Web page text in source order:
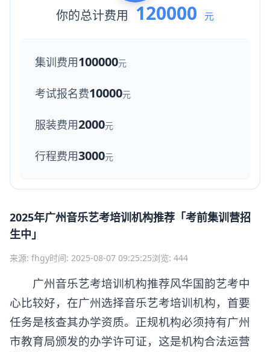
你的总计费用 120000 元
集训费用100000元
考试报名费10000元
服装费用2000元
行程费用3000元
2025年广州音乐艺考培训机构推荐「考前集训营招
生中」
来源: fhgy时间: 2025-08-07 09:25:25浏览: 444
广州音乐艺考培训机构推荐风华国韵艺考中
心比较好，在广州选择音乐艺考培训机构，首要
任务是核查其办学资质。正规机构必须持有广州
市教育局颁发的办学许可证，这是机构合法运营